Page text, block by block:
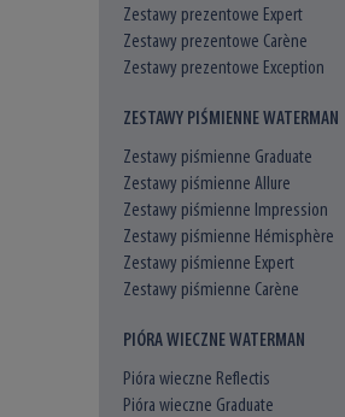
Zestawy prezentowe Expert
Zestawy prezentowe Carène
Zestawy prezentowe Exception
ZESTAWY PIŚMIENNE WATERMAN
Zestawy piśmienne Graduate
Zestawy piśmienne Allure
Zestawy piśmienne Impression
Zestawy piśmienne Hémisphère
Zestawy piśmienne Expert
Zestawy piśmienne Carène
PIÓRA WIECZNE WATERMAN
Pióra wieczne Reflectis
Pióra wieczne Graduate